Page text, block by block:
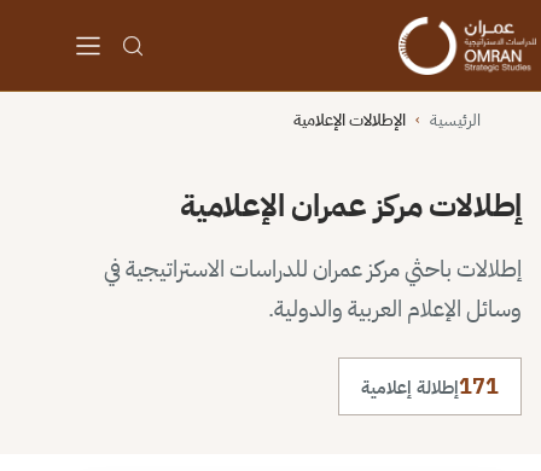
الرئيسية › الإطلالات الإعلامية
إطلالات مركز عمران الإعلامية
إطلالات باحثي مركز عمران للدراسات الاستراتيجية في
وسائل الإعلام العربية والدولية.
171إطلالة إعلامية